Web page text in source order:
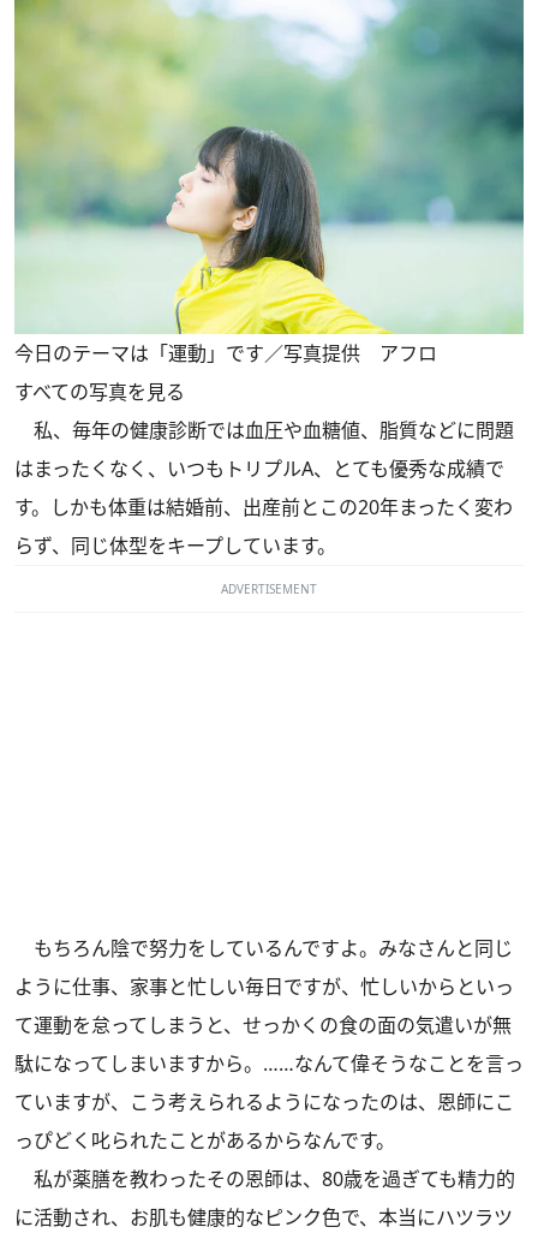
今日のテーマは「運動」です／写真提供 アフロ
すべての写真を見る
私、毎年の健康診断では血圧や血糖値、脂質などに問題
はまったくなく、いつもトリプルA、とても優秀な成績で
す。しかも体重は結婚前、出産前とこの20年まったく変わ
らず、同じ体型をキープしています。
ADVERTISEMENT
もちろん陰で努力をしているんですよ。みなさんと同じ
ように仕事、家事と忙しい毎日ですが、忙しいからといっ
て運動を怠ってしまうと、せっかくの食の面の気遣いが無
駄になってしまいますから。……なんて偉そうなことを言っ
ていますが、こう考えられるようになったのは、恩師にこ
っぴどく叱られたことがあるからなんです。
私が薬膳を教わったその恩師は、80歳を過ぎても精力的
に活動され、お肌も健康的なピンク色で、本当にハツラツ